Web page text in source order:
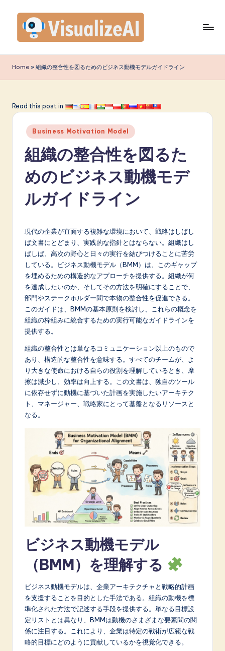
content
is
u
li
A
p
L
w
Home » 組織の整合性を図るためのビジネス動機モデルガイドライン
Read this post in:
Posted
in
Business Motivation Model
組織の整合性を図るた
めのビジネス動機モデ
ルガイドライン
現代の企業が直面する複雑な環境において、戦略はしばし
ば文書にとどまり、実践的な指針とはならない。組織はし
ばしば、高次の野心と日々の実行を結びつけることに苦労
している。ビジネス動機モデル（BMM）は、このギャップ
を埋めるための構造的なアプローチを提供する。組織が何
を達成したいのか、そしてその方法を明確にすることで、
部門やステークホルダー間で本物の整合性を促進できる。
このガイドは、BMMの基本原則を検討し、これらの概念を
組織の枠組みに統合するための実行可能なガイドラインを
提供する。
組織の整合性とは単なるコミュニケーション以上のもので
あり、構造的な整合性を意味する。すべてのチームが、よ
り大きな使命における自らの役割を理解しているとき、摩
擦は減少し、効率は向上する。この文書は、独自のツール
に依存せずに動機に基づいた計画を実施したいアーキテク
ト、マネージャー、戦略家にとって基盤となるリソースと
なる。
ビジネス動機モデル
（BMM）を理解する
ビジネス動機モデルは、企業アーキテクチャと戦略的計画
を支援することを目的とした手法である。組織の動機を標
準化された方法で記述する手段を提供する。単なる目標設
定リストとは異なり、BMMは動機のさまざまな要素間の関
係に注目する。これにより、企業は特定の戦術が広範な戦
略的目標にどのように貢献しているかを視覚化できる。